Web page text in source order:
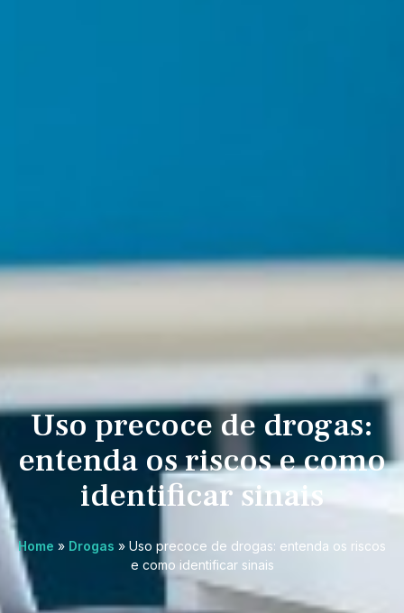
Uso precoce de drogas:
entenda os riscos e como
identificar sinais
Home » Drogas » Uso precoce de drogas: entenda os riscos
e como identificar sinais